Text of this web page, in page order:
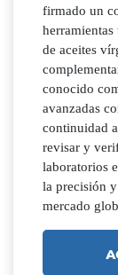
firmado un
de aceites
conocido
avanzadas
continuidad
revisar y
laboratorios
la precisión
mercado